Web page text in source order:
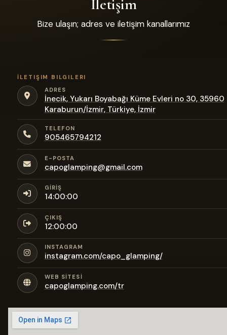
İletişim
Bize ulaşın; adres ve iletişim kanallarımız
İLETIŞIM BILGILERI
ADRES
İnecik, Yukarı Boyabağı Küme Evleri no 30, 35960
Karaburun/İzmir, Türkiye, İzmir
TELEFON
905465794212
E-POSTA
capoglamping@gmail.com
GIRIŞ
14:00:00
ÇIKIŞ
12:00:00
INSTAGRAM
instagram.com/capo_glamping/
WEB SITESI
capoglamping.com/tr